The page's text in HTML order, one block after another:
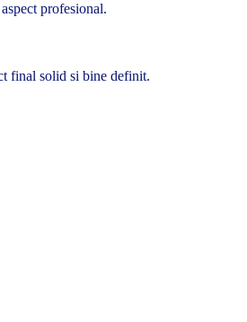
profesional.
final solid si bine definit.